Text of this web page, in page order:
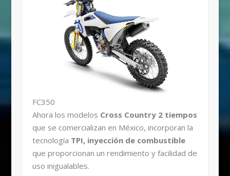
FC350
Ahora los modelos Cross Country 2 tiempos
que se comercializan en México, incorporan la
tecnología TPI, inyección de combustible
que proporcionan un rendimiento y facilidad de
uso inigualables.